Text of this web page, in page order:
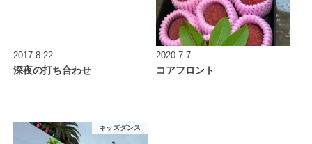
2017.8.22
深夜の打ち合わせ
2020.7.7
コアフロント
キッズダンス